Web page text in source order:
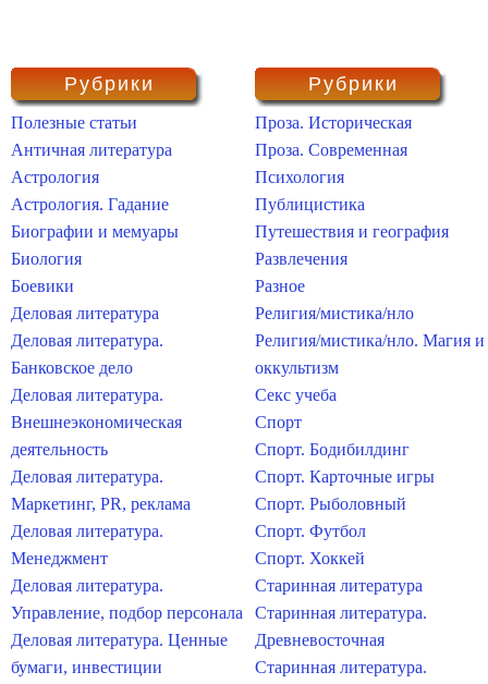
Рубрики
Полезные статьи
Античная литература
Астрология
Астрология. Гадание
Биографии и мемуары
Биология
Боевики
Деловая литература
Деловая литература.
Банковское дело
Деловая литература.
Внешнеэкономическая
деятельность
Деловая литература.
Маркетинг, PR, реклама
Деловая литература.
Менеджмент
Деловая литература.
Управление, подбор персонала
Деловая литература. Ценные
бумаги, инвестиции
Рубрики
Проза. Историческая
Проза. Современная
Психология
Публицистика
Путешествия и география
Развлечения
Разное
Религия/мистика/нло
Религия/мистика/нло. Магия и
оккультизм
Секс учеба
Спорт
Спорт. Бодибилдинг
Спорт. Карточные игры
Спорт. Рыболовный
Спорт. Футбол
Спорт. Хоккей
Старинная литература
Старинная литература.
Древневосточная
Старинная литература.